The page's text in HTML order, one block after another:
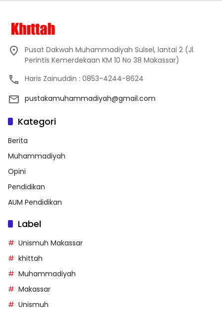
Pusat Dakwah Muhammadiyah Sulsel, lantai 2 (Jl.
Perintis Kemerdekaan KM 10 No 38 Makassar)
Haris Zainuddin : 0853-4244-8624
pustakamuhammadiyah@gmail.com
Kategori
Berita
Muhammadiyah
Opini
Pendidikan
AUM Pendidikan
Label
Unismuh Makassar
khittah
Muhammadiyah
Makassar
Unismuh